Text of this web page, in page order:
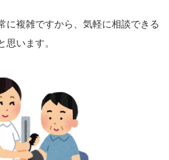
に複雑ですから、気軽に相談できる
思います。